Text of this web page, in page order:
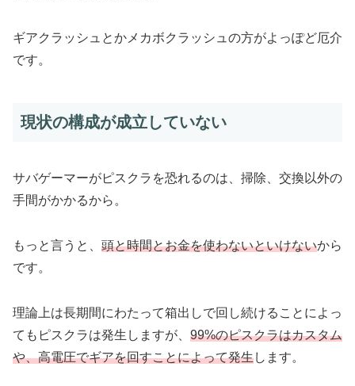
ギアクラッシュとかメカボクラッシュの方がよっぽど厄介
です。
現状の構成が成立していない
サバゲーマーがピスクラを恐れるのは、掃除、交換以外の
手間がかかるから。
もっと言うと、 頭と時間とお金を使わないといけないから
です。
理論上は長期間にわたって箱出しで回し続けることによっ
てもピスクラは発生しますが、 99%のピスクラはカスタム
や、高電圧でギアを回すことによって発生します。